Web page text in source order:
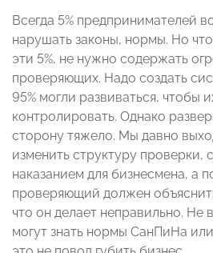
Всегда 5% предпринимателей
нарушать законы, нормы. Но
эти 5%, не нужно содержать
проверяющих. Надо создать
95% могли развиваться, чтобы
контролировать. Однако
сторону тяжело. Мы давно
изменить структуру проверки,
наказанием для бизнесмена, а
проверяющий должен
что он делает неправильно. Не
могут знать нормы СанПиНа